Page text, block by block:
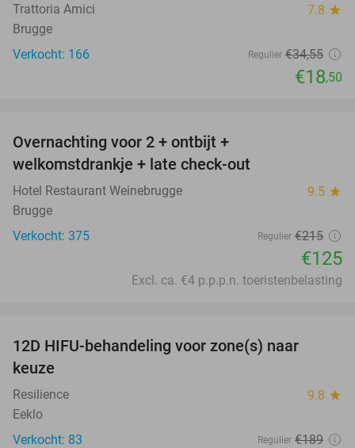
Trattoria Amici 7.8 star
Brugge
Verkocht: 166
Regulier €34,55
€18,50
Overnachting voor 2 + ontbijt +
welkomstdrankje + late check-out
Hotel Restaurant Weinebrugge 9.5 star
Brugge
Verkocht: 375
Regulier €215
€125
Excl. ca. €4 p.p.p.n. toeristenbelasting
12D HIFU-behandeling voor zone(s) naar
keuze
Resilience 9.8 star
Eeklo
Verkocht: 83
Regulier €189